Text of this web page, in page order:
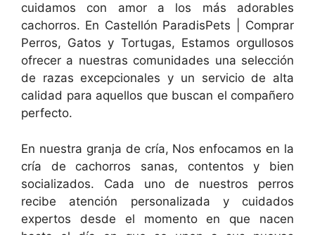
cuidamos con amor a los más adorables
cachorros. En Castellón ParadisPets | Comprar
Perros, Gatos y Tortugas, Estamos orgullosos
ofrecer a nuestras comunidades una selección
de razas excepcionales y un servicio de alta
calidad para aquellos que buscan el compañero
perfecto.
En nuestra granja de cría, Nos enfocamos en la
cría de cachorros sanas, contentos y bien
socializados. Cada uno de nuestros perros
recibe atención personalizada y cuidados
expertos desde el momento en que nacen